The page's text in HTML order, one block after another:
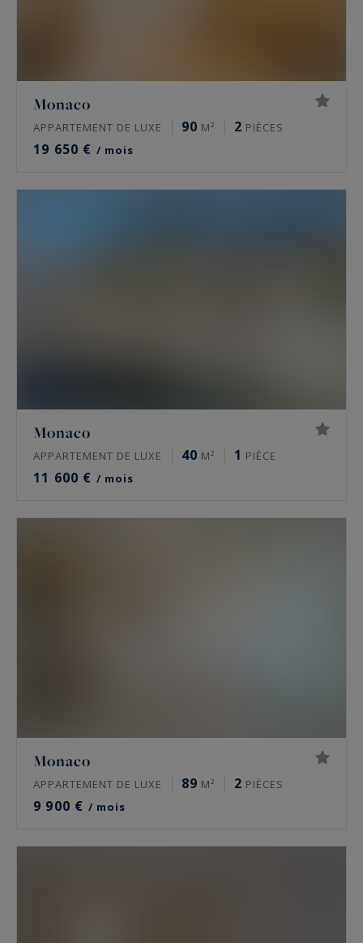
Monaco
APPARTEMENT DE LUXE 90 M² 2 PIÈCES
19 650 € / mois
Monaco
APPARTEMENT DE LUXE 40 M² 1 PIÈCE
11 600 € / mois
Monaco
APPARTEMENT DE LUXE 89 M² 2 PIÈCES
9 900 € / mois